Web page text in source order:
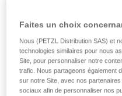
RING
Anneau de connexion
Faites un choix
Nous (PETZL Distribution SAS) et
technologies similaires pour nous
Site, pour personnaliser notre
trafic. Nous partageons également
sur notre Site, avec nos
sociaux afin de personnaliser nos